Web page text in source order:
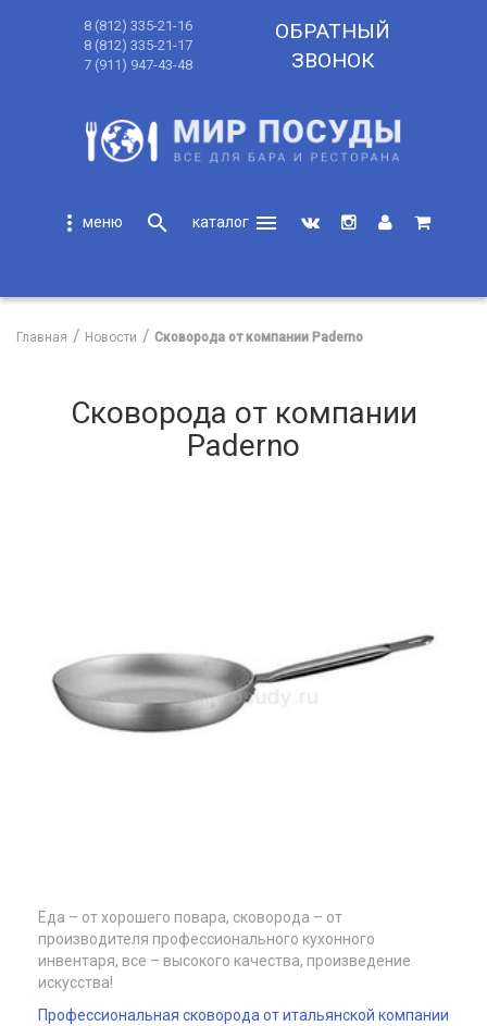
8 (812) 335-21-16
8 (812) 335-21-17
7 (911) 947-43-48
ОБРАТНЫЙ
ЗВОНОК
more_vert search
menu
Главная Новости Сковорода от компании Paderno
Сковорода от компании
Paderno
Еда – от хорошего повара, сковорода – от
производителя профессионального кухонного
инвентаря, все – высокого качества, произведение
искусства!
Профессиональная сковорода от итальянской компании